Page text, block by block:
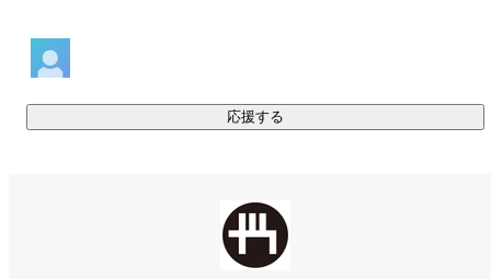
応援する